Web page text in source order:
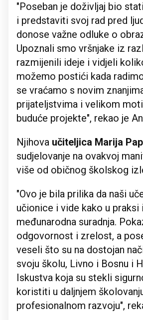
"Poseban je doživljaj bio
i predstaviti svoj rad pred
donose važne odluke o
Upoznali smo vršnjake iz
razmijenili ideje i vidjeli
možemo postići kada
se vraćamo s novim
prijateljstvima i velikom
buduće projekte", rekao je
Njihova učiteljica Marija
sudjelovanje na ovakvoj
više od običnog školskog
"Ovo je bila prilika da naši
učionice i vide kako u praksi
međunarodna suradnja.
odgovornost i zrelost, a
veseli što su na dostojan
svoju školu, Livno i Bosnu i
Iskustva koja su stekli
koristiti u daljnjem
profesionalnom razvoju",